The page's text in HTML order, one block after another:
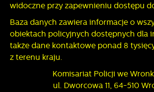
widoczne przy zapewnieniu dostępu
Baza danych zawiera informacje o
obiektach policyjnych dostępnych dla
także dane kontaktowe ponad 8
z terenu kraju.
Komisariat Policji we
ul. Dworcowa 11, 64-510